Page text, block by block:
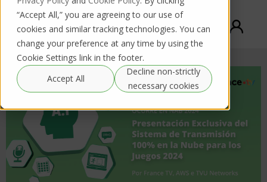
“Accept All,” you are agreeing to our use of
cookies and similar tracking technologies. You can
change your preference at any time by using the
Cookie Settings link in the footer.
Accept All
Decline non-strictly
necessary cookies